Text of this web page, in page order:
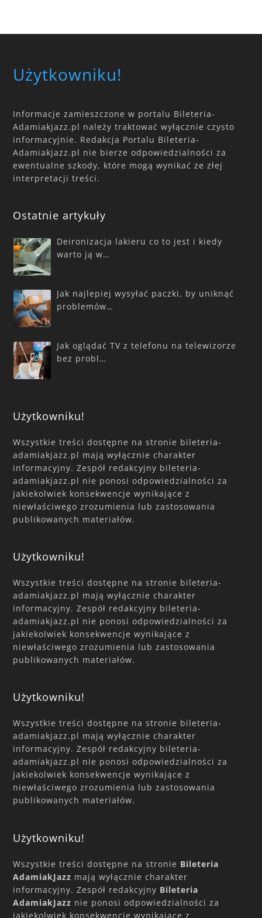
Użytkowniku!
Informacje zamieszczone w portalu Bileteria-
Adamiakjazz.pl należy traktować wyłącznie czysto
informacyjnie. Redakcja Portalu Bileteria-
Adamiakjazz.pl nie bierze odpowiedzialności za
ewentualne szkody, które mogą wynikać ze złej
interpretacji treści.
Ostatnie artykuły
Deironizacja lakieru co to jest i kiedy
warto ją w…
Jak najlepiej wysyłać paczki, by uniknąć
problemów…
Jak oglądać TV z telefonu na telewizorze
bez probl…
Użytkowniku!
Wszystkie treści dostępne na stronie bileteria-
adamiakjazz.pl mają wyłącznie charakter
informacyjny. Zespół redakcyjny bileteria-
adamiakjazz.pl nie ponosi odpowiedzialności za
jakiekolwiek konsekwencje wynikające z
niewłaściwego zrozumienia lub zastosowania
publikowanych materiałów.
Użytkowniku!
Wszystkie treści dostępne na stronie bileteria-
adamiakjazz.pl mają wyłącznie charakter
informacyjny. Zespół redakcyjny bileteria-
adamiakjazz.pl nie ponosi odpowiedzialności za
jakiekolwiek konsekwencje wynikające z
niewłaściwego zrozumienia lub zastosowania
publikowanych materiałów.
Użytkowniku!
Wszystkie treści dostępne na stronie bileteria-
adamiakjazz.pl mają wyłącznie charakter
informacyjny. Zespół redakcyjny bileteria-
adamiakjazz.pl nie ponosi odpowiedzialności za
jakiekolwiek konsekwencje wynikające z
niewłaściwego zrozumienia lub zastosowania
publikowanych materiałów.
Użytkowniku!
Wszystkie treści dostępne na stronie Bileteria
AdamiakJazz mają wyłącznie charakter
informacyjny. Zespół redakcyjny Bileteria
AdamiakJazz nie ponosi odpowiedzialności za
jakiekolwiek konsekwencje wynikające z